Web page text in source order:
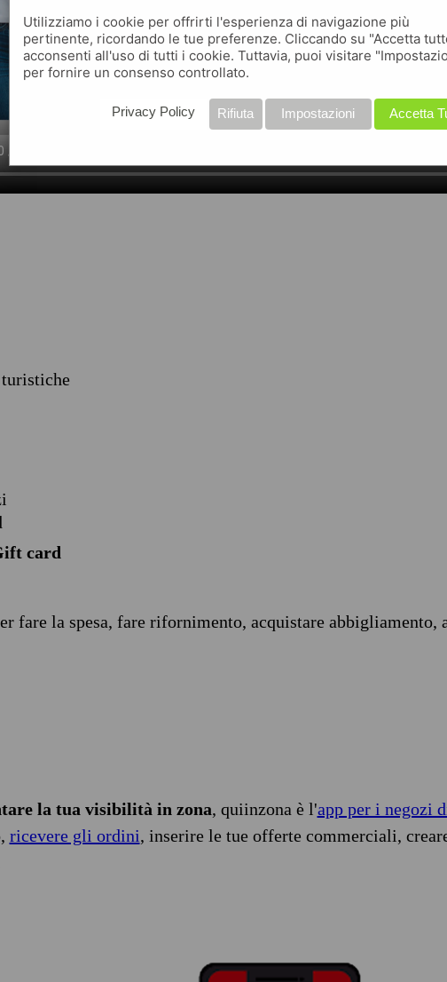
card
fare la spesa, fare rifornimento, acquistare abbigliamento,
la tua visibilità in zona, quiinzona è l'app per i negozi
ricevere gli ordini, inserire le tue offerte commerciali,
Utilizziamo i cookie per offrirti l'esperienza di navigazione più
pertinente, ricordando le tue preferenze. Cliccando su "Accetta
acconsenti all'uso di tutti i cookie. Tuttavia, puoi visitare
per fornire un consenso controllato.
Accetta
Impostazioni
Rifiuta
Privacy Policy